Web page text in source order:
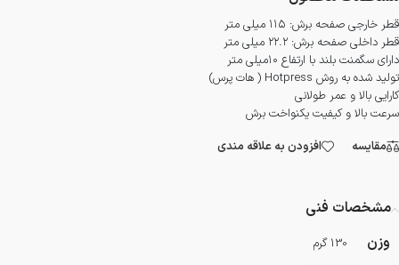
قطر خارجی صفحه برش: ۱۱۵ میلی متر
قطر داخلی صفحه برش: ۲۲.۲ میلی متر
دارای سگمنت بلند با ارتفاع ۱۰میلی متر
تولید شده به روش Hotpress ( هات پرس)
کارایی بالا و عمر طولانی
سرعت بالا و کیفیت یکنواخت برش
مقایسه
افزودن به علاقه مندی
مشخصات فنی
وزن
130 گرم